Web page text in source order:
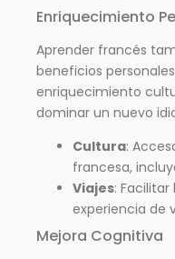
Enriquecimiento
Aprender francés
beneficios
enriquecimiento
dominar un nuevo
Cultura:
francesa,
Viajes:
experiencia de
Mejora Cognitiva